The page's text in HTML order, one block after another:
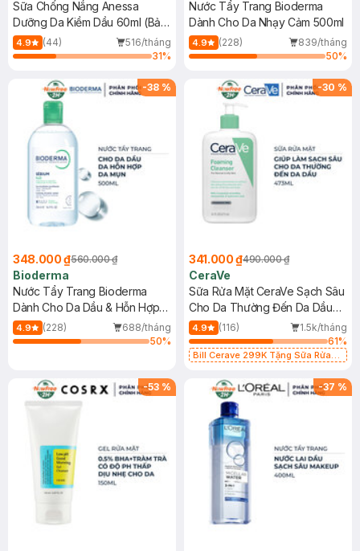
Sữa Chống Nắng Anessa
Dưỡng Da Kiềm Dầu 60ml (Bản
Mới)
4.9 (44)
516/tháng
31%
Nước Tẩy Trang Bioderma
Dành Cho Da Nhạy Cảm 500ml
4.9 (228)
839/tháng
50%
-38 %
348.000 ₫560.000 ₫
Bioderma
Nước Tẩy Trang Bioderma
Dành Cho Da Dầu & Hỗn Hợp
500ml
4.9 (228)
688/tháng
50%
-30 %
341.000 ₫490.000 ₫
CeraVe
Sữa Rửa Mặt CeraVe Sạch Sâu
Cho Da Thường Đến Da Dầu
473ml
4.9 (116)
1.5k/tháng
61%
Bill Cerave 299K Tặng Sữa Rửa
-53 % -37 %